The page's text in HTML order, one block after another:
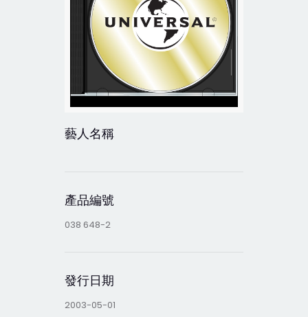
藝人名稱
產品編號
038 648-2
發行日期
2003-05-01